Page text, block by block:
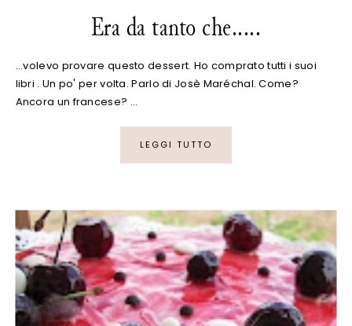
Era da tanto che.....
...volevo provare questo dessert. Ho comprato tutti i suoi
libri . Un po' per volta. Parlo di Josè Maréchal. Come?
Ancora un francese? …
LEGGI TUTTO